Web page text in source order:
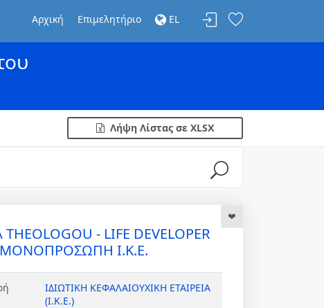
Αρχική Επιμελητήριο EL
Λήψη Λίστας σε XLSX
THEOLOGOU - LIFE DEVELOPER
ΜΟΝΟΠΡΟΣΩΠΗ Ι.Κ.Ε.
ΙΔΙΩΤΙΚΗ ΚΕΦΑΛΑΙΟΥΧΙΚΗ ΕΤΑΙΡΕΙΑ
(Ι.Κ.Ε.)